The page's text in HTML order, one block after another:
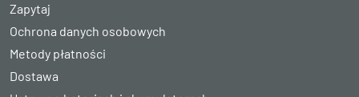
Zapytaj
Ochrona danych osobowych
Metody płatności
Dostawa